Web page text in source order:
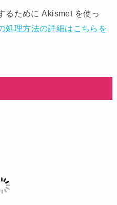
るために Akismet を使っ
処理方法の詳細はこちらを